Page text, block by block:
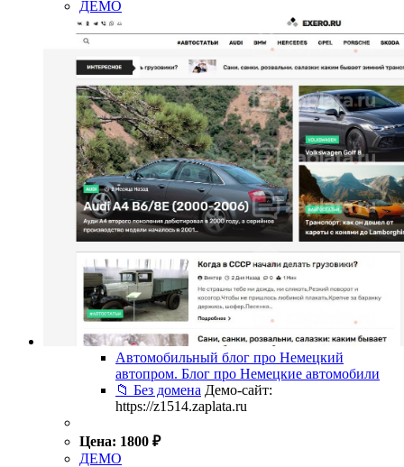
ДЕМО
Автомобильный блог про Немецкий
автопром. Блог про Немецкие автомобили
📁 Без домена Демо-сайт:
https://z1514.zaplata.ru
Цена: 1800 ₽
ДЕМО